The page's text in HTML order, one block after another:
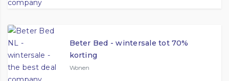
Beter Bed - wintersale tot 70%
korting
Wonen